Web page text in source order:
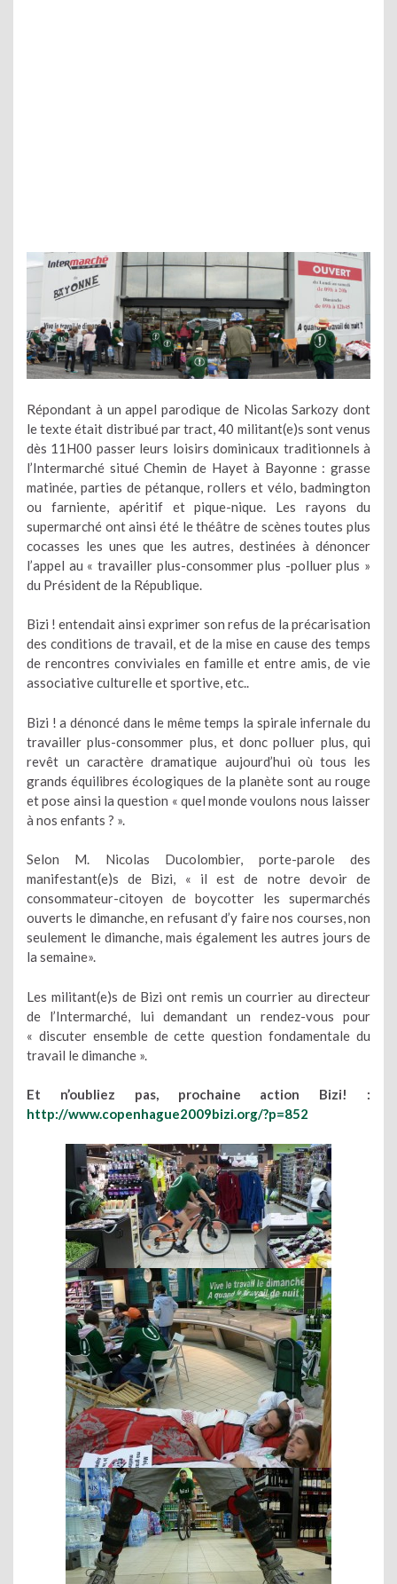
Répondant à un appel parodique de Nicolas Sarkozy dont
le texte était distribué par tract, 40 militant(e)s sont venus
dès 11H00 passer leurs loisirs dominicaux traditionnels à
l’Intermarché situé Chemin de Hayet à Bayonne : grasse
matinée, parties de pétanque, rollers et vélo, badmington
ou farniente, apéritif et pique-nique. Les rayons du
supermarché ont ainsi été le théâtre de scènes toutes plus
cocasses les unes que les autres, destinées à dénoncer
l’appel au « travailler plus-consommer plus -polluer plus »
du Président de la République.
Bizi ! entendait ainsi exprimer son refus de la précarisation
des conditions de travail, et de la mise en cause des temps
de rencontres conviviales en famille et entre amis, de vie
associative culturelle et sportive, etc..
Bizi ! a dénoncé dans le même temps la spirale infernale du
travailler plus-consommer plus, et donc polluer plus, qui
revêt un caractère dramatique aujourd’hui où tous les
grands équilibres écologiques de la planète sont au rouge
et pose ainsi la question « quel monde voulons nous laisser
à nos enfants ? ».
Selon M. Nicolas Ducolombier, porte-parole des
manifestant(e)s de Bizi, « il est de notre devoir de
consommateur-citoyen de boycotter les supermarchés
ouverts le dimanche, en refusant d’y faire nos courses, non
seulement le dimanche, mais également les autres jours de
la semaine».
Les militant(e)s de Bizi ont remis un courrier au directeur
de l’Intermarché, lui demandant un rendez-vous pour
« discuter ensemble de cette question fondamentale du
travail le dimanche ».
Et n’oubliez pas, prochaine action Bizi! :
http://www.copenhague2009bizi.org/?p=852